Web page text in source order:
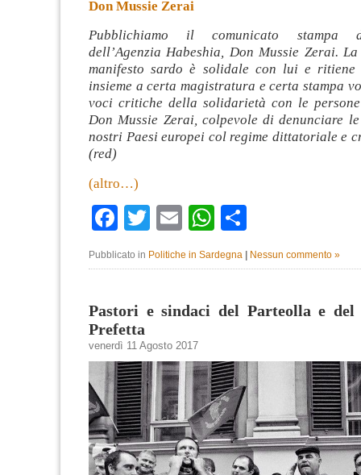
Don Mussie Zerai
Pubblichiamo il comunicato stampa
dell’Agenzia Habeshia, Don Mussie Zerai.
manifesto sardo è solidale con lui e
insieme a certa magistratura e certa stampa
voci critiche della solidarietà con le
Don Mussie Zerai, colpevole di denunciare
nostri Paesi europei col regime dittatoriale e
(red)
(altro…)
Facebook
Twitter
EmailWhatsApp
Pubblicato in Politiche in Sardegna | Nessun commento »
Pastori e sindaci del Parteolla e
Prefetta
venerdì 11 Agosto 2017